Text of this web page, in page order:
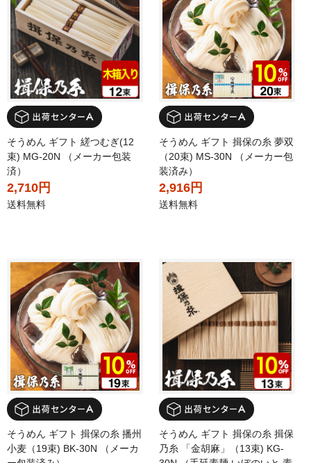
そうめん ギフト 縒つむぎ(12
束) MG-20N （メーカー包装
済）
2,710円
送料無料
そうめん ギフト 揖保の糸 夢双
（20束) MS-30N （メーカー包
装済み）
2,916円
送料無料
そうめん ギフト 揖保の糸 播州
小麦（19束) BK-30N （メーカ
そうめん ギフト 揖保の糸 揖保
乃糸 「金胡麻」（13束) KG-